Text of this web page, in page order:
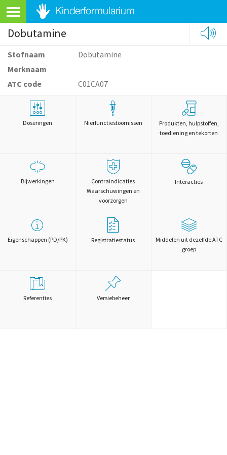
Dobutamine
Stofnaam
Dobutamine
Merknaam
ATC code
C01CA07
Doseringen Nierfunctiestoornissen
Produkten, hulpstoffen,
toediening en tekorten
Bijwerkingen
Contraindicaties
Waarschuwingen en
voorzorgen
Interacties
Eigenschappen (PD/PK) Registratiestatus
Middelen uit dezelfde ATC
groep
Referenties Versiebeheer